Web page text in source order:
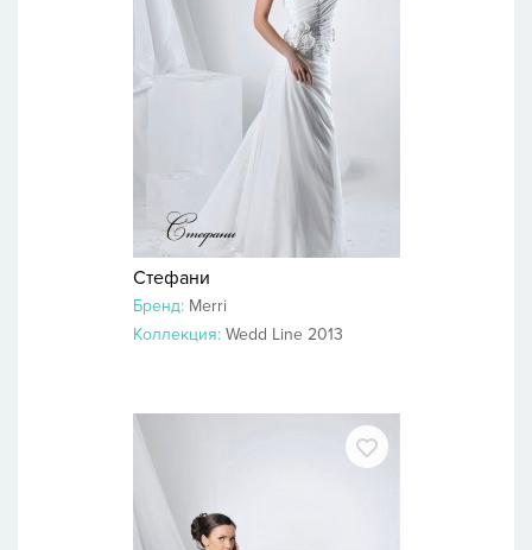
Стефани
Бренд: Merri
Коллекция: Wedd Line 2013